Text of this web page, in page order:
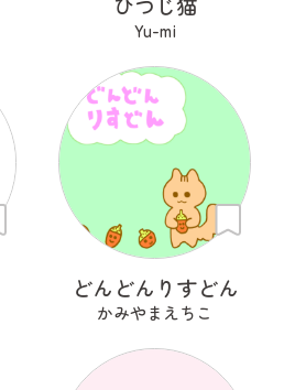
Yu-mi
どんどんりすどん
かみやまえちこ